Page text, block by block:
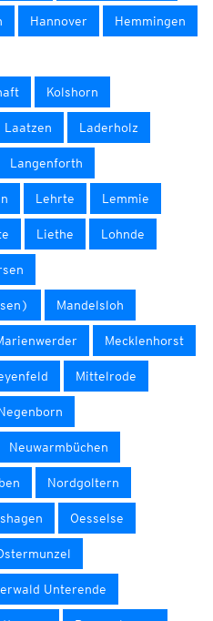
Hannover Hemmingen
Kolshorn
Laatzen Laderholz
Langenforth
Lehrte Lemmie
Liethe Lohnde
Mandelsloh
Mecklenhorst
Mittelrode
Neuwarmbüchen
Nordgoltern
Oesselse
Unterende